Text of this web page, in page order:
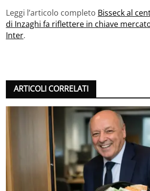
Leggi l’articolo completo Bisseck al
di Inzaghi fa riflettere in chiave
Inter.
ARTICOLI CORRELATI